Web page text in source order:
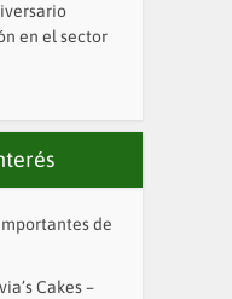
en el sector
de
Cakes –